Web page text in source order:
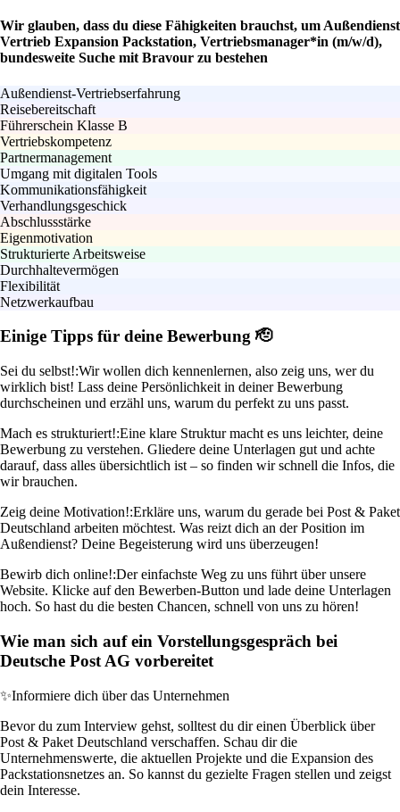
Wir glauben, dass du diese Fähigkeiten brauchst, um Außendienst
Vertrieb Expansion Packstation, Vertriebsmanager*in (m/w/d),
bundesweite Suche mit Bravour zu bestehen
Außendienst-Vertriebserfahrung
Reisebereitschaft
Führerschein Klasse B
Vertriebskompetenz
Partnermanagement
Umgang mit digitalen Tools
Kommunikationsfähigkeit
Verhandlungsgeschick
Abschlussstärke
Eigenmotivation
Strukturierte Arbeitsweise
Durchhaltevermögen
Flexibilität
Netzwerkaufbau
Einige Tipps für deine Bewerbung 🫡
Sei du selbst!:Wir wollen dich kennenlernen, also zeig uns, wer du
wirklich bist! Lass deine Persönlichkeit in deiner Bewerbung
durchscheinen und erzähl uns, warum du perfekt zu uns passt.
Mach es strukturiert!:Eine klare Struktur macht es uns leichter, deine
Bewerbung zu verstehen. Gliedere deine Unterlagen gut und achte
darauf, dass alles übersichtlich ist – so finden wir schnell die Infos, die
wir brauchen.
Zeig deine Motivation!:Erkläre uns, warum du gerade bei Post & Paket
Deutschland arbeiten möchtest. Was reizt dich an der Position im
Außendienst? Deine Begeisterung wird uns überzeugen!
Bewirb dich online!:Der einfachste Weg zu uns führt über unsere
Website. Klicke auf den Bewerben-Button und lade deine Unterlagen
hoch. So hast du die besten Chancen, schnell von uns zu hören!
Wie man sich auf ein Vorstellungsgespräch bei
Deutsche Post AG vorbereitet
✨Informiere dich über das Unternehmen
Bevor du zum Interview gehst, solltest du dir einen Überblick über
Post & Paket Deutschland verschaffen. Schau dir die
Unternehmenswerte, die aktuellen Projekte und die Expansion des
Packstationsnetzes an. So kannst du gezielte Fragen stellen und zeigst
dein Interesse.